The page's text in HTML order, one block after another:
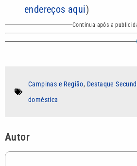
endereços aqui)
Continua após a
Campinas e Região, Destaque
doméstica
Autor